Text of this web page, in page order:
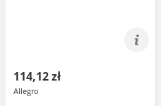
114,12 zł
Allegro